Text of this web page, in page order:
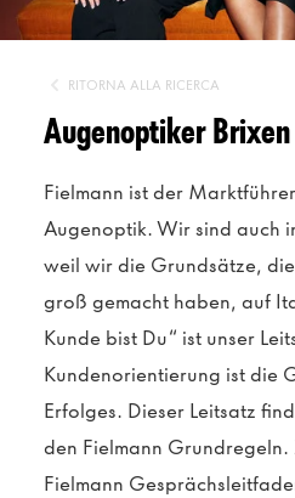
RITORNA ALLA RICERCA
Augenoptiker Brixen
Fielmann ist der
Augenoptik. Wir sind auch
weil wir die Grundsätze,
groß gemacht haben, auf
Kunde bist Du“ ist unser
Kundenorientierung ist die
Erfolges. Dieser Leitsatz
den Fielmann Grundregeln.
Fielmann